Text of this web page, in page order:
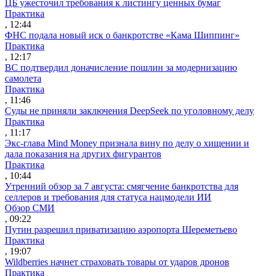
ЦБ ужесточил требования к листингу ценных бумаг
Практика
, 12:44
ФНС подала новый иск о банкротстве «Кама Шиппинг»
Практика
, 12:17
ВС подтвердил доначисление пошлин за модернизацию
самолета
Практика
, 11:46
Суды не приняли заключения DeepSeek по уголовному делу
Практика
, 11:17
Экс-глава Mind Money признала вину по делу о хищении и
дала показания на других фигурантов
Практика
, 10:44
Утренний обзор за 7 августа: смягчение банкротства для
селлеров и требования для статуса нацмодели ИИ
Обзор СМИ
, 09:22
Путин разрешил приватизацию аэропорта Шереметьево
Практика
, 19:07
Wildberries начнет страховать товары от ударов дронов
Практика